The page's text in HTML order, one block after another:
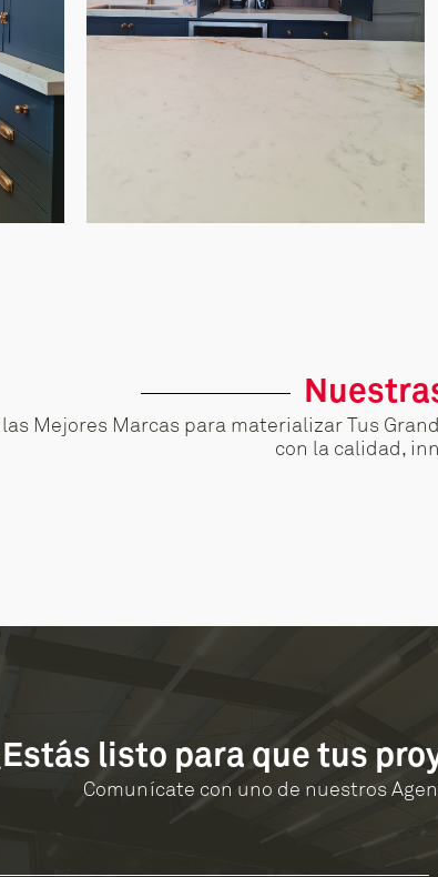
Mejores Marcas para materializar Tus
con la calidad,
listo para que tus
Comunícate con uno de nuestros